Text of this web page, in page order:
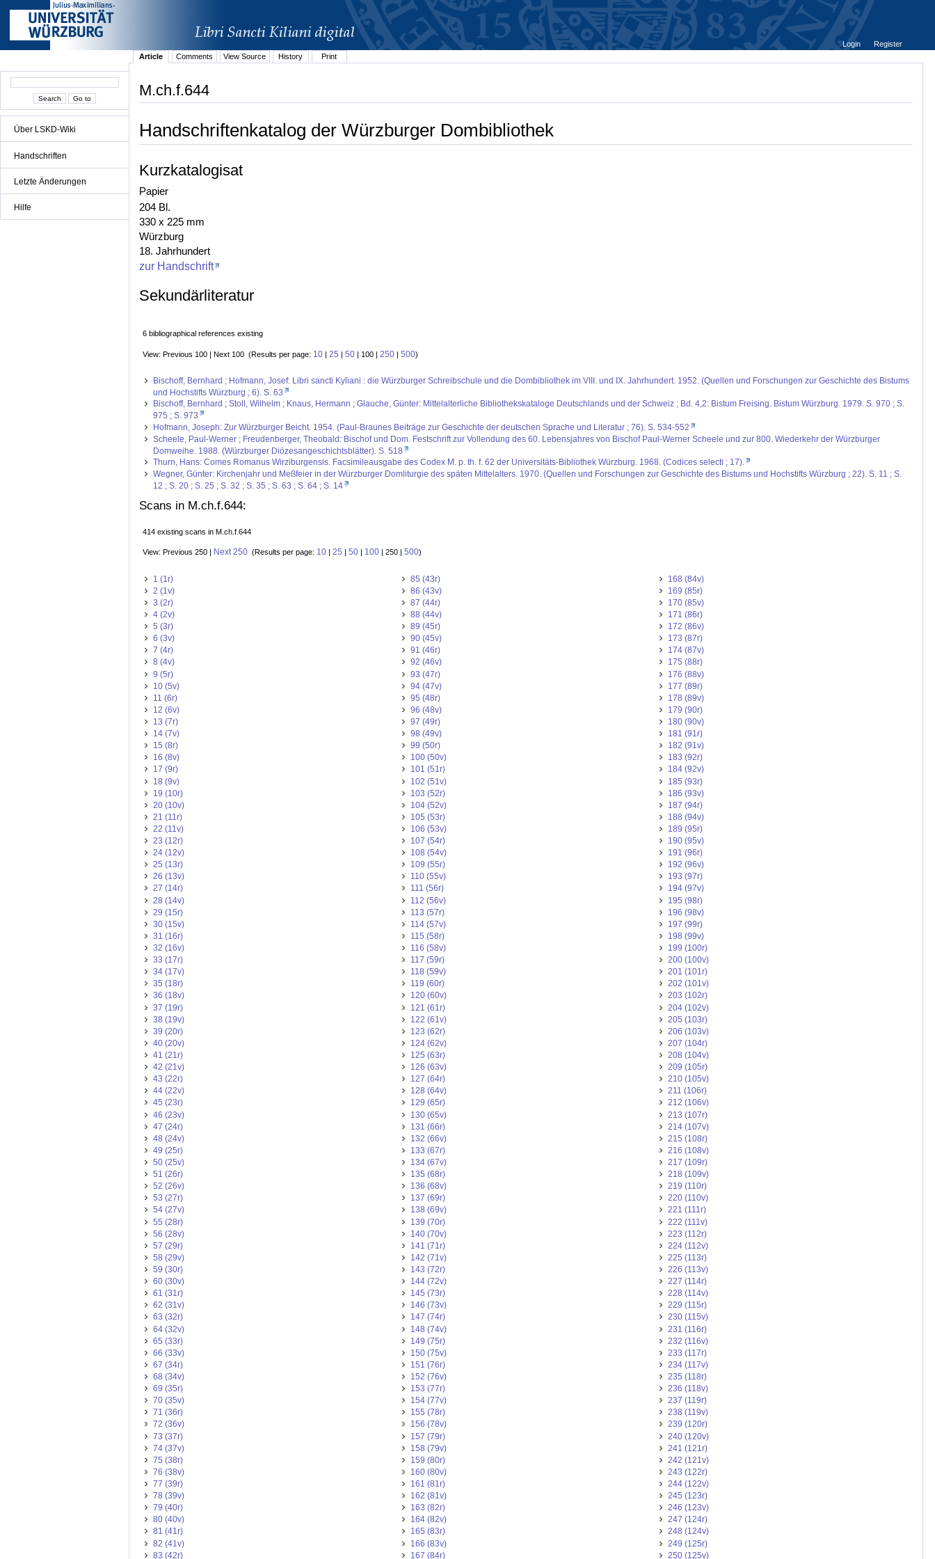
Über LSKD-Wiki
Handschriften
Letzte Änderungen
Hilfe
Login
Register
Article
Comments View Source History Print
M.ch.f.644
Handschriftenkatalog der Würzburger Dombibliothek
Kurzkatalogisat
Papier
204 Bl.
330 x 225 mm
Würzburg
18. Jahrhundert
zur Handschrift
Sekundärliteratur
6 bibliographical references existing
View: Previous 100 | Next 100 (Results per page: 10 | 25 | 50 | 100 | 250 | 500)
Bischoff, Bernhard ; Hofmann, Josef: Libri sancti Kyliani : die Würzburger Schreibschule und die Dombibliothek im VIII. und IX. Jahrhundert. 1952. (Quellen und Forschungen zur Geschichte des Bistums
und Hochstifts Würzburg ; 6). S. 63
Bischoff, Bernhard ; Stoll, Wilhelm ; Knaus, Hermann ; Glauche, Günter: Mittelalterliche Bibliothekskataloge Deutschlands und der Schweiz ; Bd. 4,2: Bistum Freising. Bistum Würzburg. 1979. S. 970 ; S.
975 ; S. 973
Hofmann, Joseph: Zur Würzburger Beicht. 1954. (Paul-Braunes Beiträge zur Geschichte der deutschen Sprache und Literatur ; 76). S. 534-552
Scheele, Paul-Werner ; Freudenberger, Theobald: Bischof und Dom. Festschrift zur Vollendung des 60. Lebensjahres von Bischof Paul-Werner Scheele und zur 800. Wiederkehr der Würzburger
Domweihe. 1988. (Würzburger Diözesangeschichtsblätter). S. 518
Thurn, Hans: Comes Romanus Wirziburgensis. Facsimileausgabe des Codex M. p. th. f. 62 der Universitäts-Bibliothek Würzburg. 1968. (Codices selecti ; 17).
Wegner, Günter: Kirchenjahr und Meßfeier in der Würzburger Domliturgie des späten Mittelalters. 1970. (Quellen und Forschungen zur Geschichte des Bistums und Hochstifts Würzburg ; 22). S. 11 ; S.
12 ; S. 20 ; S. 25 ; S. 32 ; S. 35 ; S. 63 ; S. 64 ; S. 14
Scans in M.ch.f.644:
414 existing scans in M.ch.f.644
View: Previous 250 | Next 250 (Results per page: 10 25 50 100 | 250 | 500)
1 (1r)
2 (1v)
3 (2r)
4 (2v)
5 (3r)
6 (3v)
7 (4r)
8 (4v)
9 (5r)
10 (5v)
11 (6r)
12 (6v)
13 (7r)
14 (7v)
15 (8r)
16 (8v)
17 (9r)
18 (9v)
19 (10r)
20 (10v)
21 (11r)
22 (11v)
23 (12r)
24 (12v)
25 (13r)
26 (13v)
27 (14r)
28 (14v)
29 (15r)
30 (15v)
31 (16r)
32 (16v)
33 (17r)
34 (17v)
35 (18r)
36 (18v)
37 (19r)
38 (19v)
39 (20r)
40 (20v)
41 (21r)
42 (21v)
43 (22r)
44 (22v)
45 (23r)
46 (23v)
47 (24r)
48 (24v)
49 (25r)
50 (25v)
51 (26r)
52 (26v)
53 (27r)
54 (27v)
55 (28r)
56 (28v)
57 (29r)
58 (29v)
59 (30r)
60 (30v)
61 (31r)
62 (31v)
63 (32r)
64 (32v)
65 (33r)
66 (33v)
67 (34r)
68 (34v)
69 (35r)
70 (35v)
71 (36r)
72 (36v)
73 (37r)
74 (37v)
75 (38r)
76 (38v)
77 (39r)
78 (39v)
79 (40r)
80 (40v)
81 (41r)
82 (41v)
83 (42r)
85 (43r)
86 (43v)
87 (44r)
88 (44v)
89 (45r)
90 (45v)
91 (46r)
92 (46v)
93 (47r)
94 (47v)
95 (48r)
96 (48v)
97 (49r)
98 (49v)
99 (50r)
100 (50v)
101 (51r)
102 (51v)
103 (52r)
104 (52v)
105 (53r)
106 (53v)
107 (54r)
108 (54v)
109 (55r)
110 (55v)
111 (56r)
112 (56v)
113 (57r)
114 (57v)
115 (58r)
116 (58v)
117 (59r)
118 (59v)
119 (60r)
120 (60v)
121 (61r)
122 (61v)
123 (62r)
124 (62v)
125 (63r)
126 (63v)
127 (64r)
128 (64v)
129 (65r)
130 (65v)
131 (66r)
132 (66v)
133 (67r)
134 (67v)
135 (68r)
136 (68v)
137 (69r)
138 (69v)
139 (70r)
140 (70v)
141 (71r)
142 (71v)
143 (72r)
144 (72v)
145 (73r)
146 (73v)
147 (74r)
148 (74v)
149 (75r)
150 (75v)
151 (76r)
152 (76v)
153 (77r)
154 (77v)
155 (78r)
156 (78v)
157 (79r)
158 (79v)
159 (80r)
160 (80v)
161 (81r)
162 (81v)
163 (82r)
164 (82v)
165 (83r)
166 (83v)
167 (84r)
168 (84v)
169 (85r)
170 (85v)
171 (86r)
172 (86v)
173 (87r)
174 (87v)
175 (88r)
176 (88v)
177 (89r)
178 (89v)
179 (90r)
180 (90v)
181 (91r)
182 (91v)
183 (92r)
184 (92v)
185 (93r)
186 (93v)
187 (94r)
188 (94v)
189 (95r)
190 (95v)
191 (96r)
192 (96v)
193 (97r)
194 (97v)
195 (98r)
196 (98v)
197 (99r)
198 (99v)
199 (100r)
200 (100v)
201 (101r)
202 (101v)
203 (102r)
204 (102v)
205 (103r)
206 (103v)
207 (104r)
208 (104v)
209 (105r)
210 (105v)
211 (106r)
212 (106v)
213 (107r)
214 (107v)
215 (108r)
216 (108v)
217 (109r)
218 (109v)
219 (110r)
220 (110v)
221 (111r)
222 (111v)
223 (112r)
224 (112v)
225 (113r)
226 (113v)
227 (114r)
228 (114v)
229 (115r)
230 (115v)
231 (116r)
232 (116v)
233 (117r)
234 (117v)
235 (118r)
236 (118v)
237 (119r)
238 (119v)
239 (120r)
240 (120v)
241 (121r)
242 (121v)
243 (122r)
244 (122v)
245 (123r)
246 (123v)
247 (124r)
248 (124v)
249 (125r)
250 (125v)